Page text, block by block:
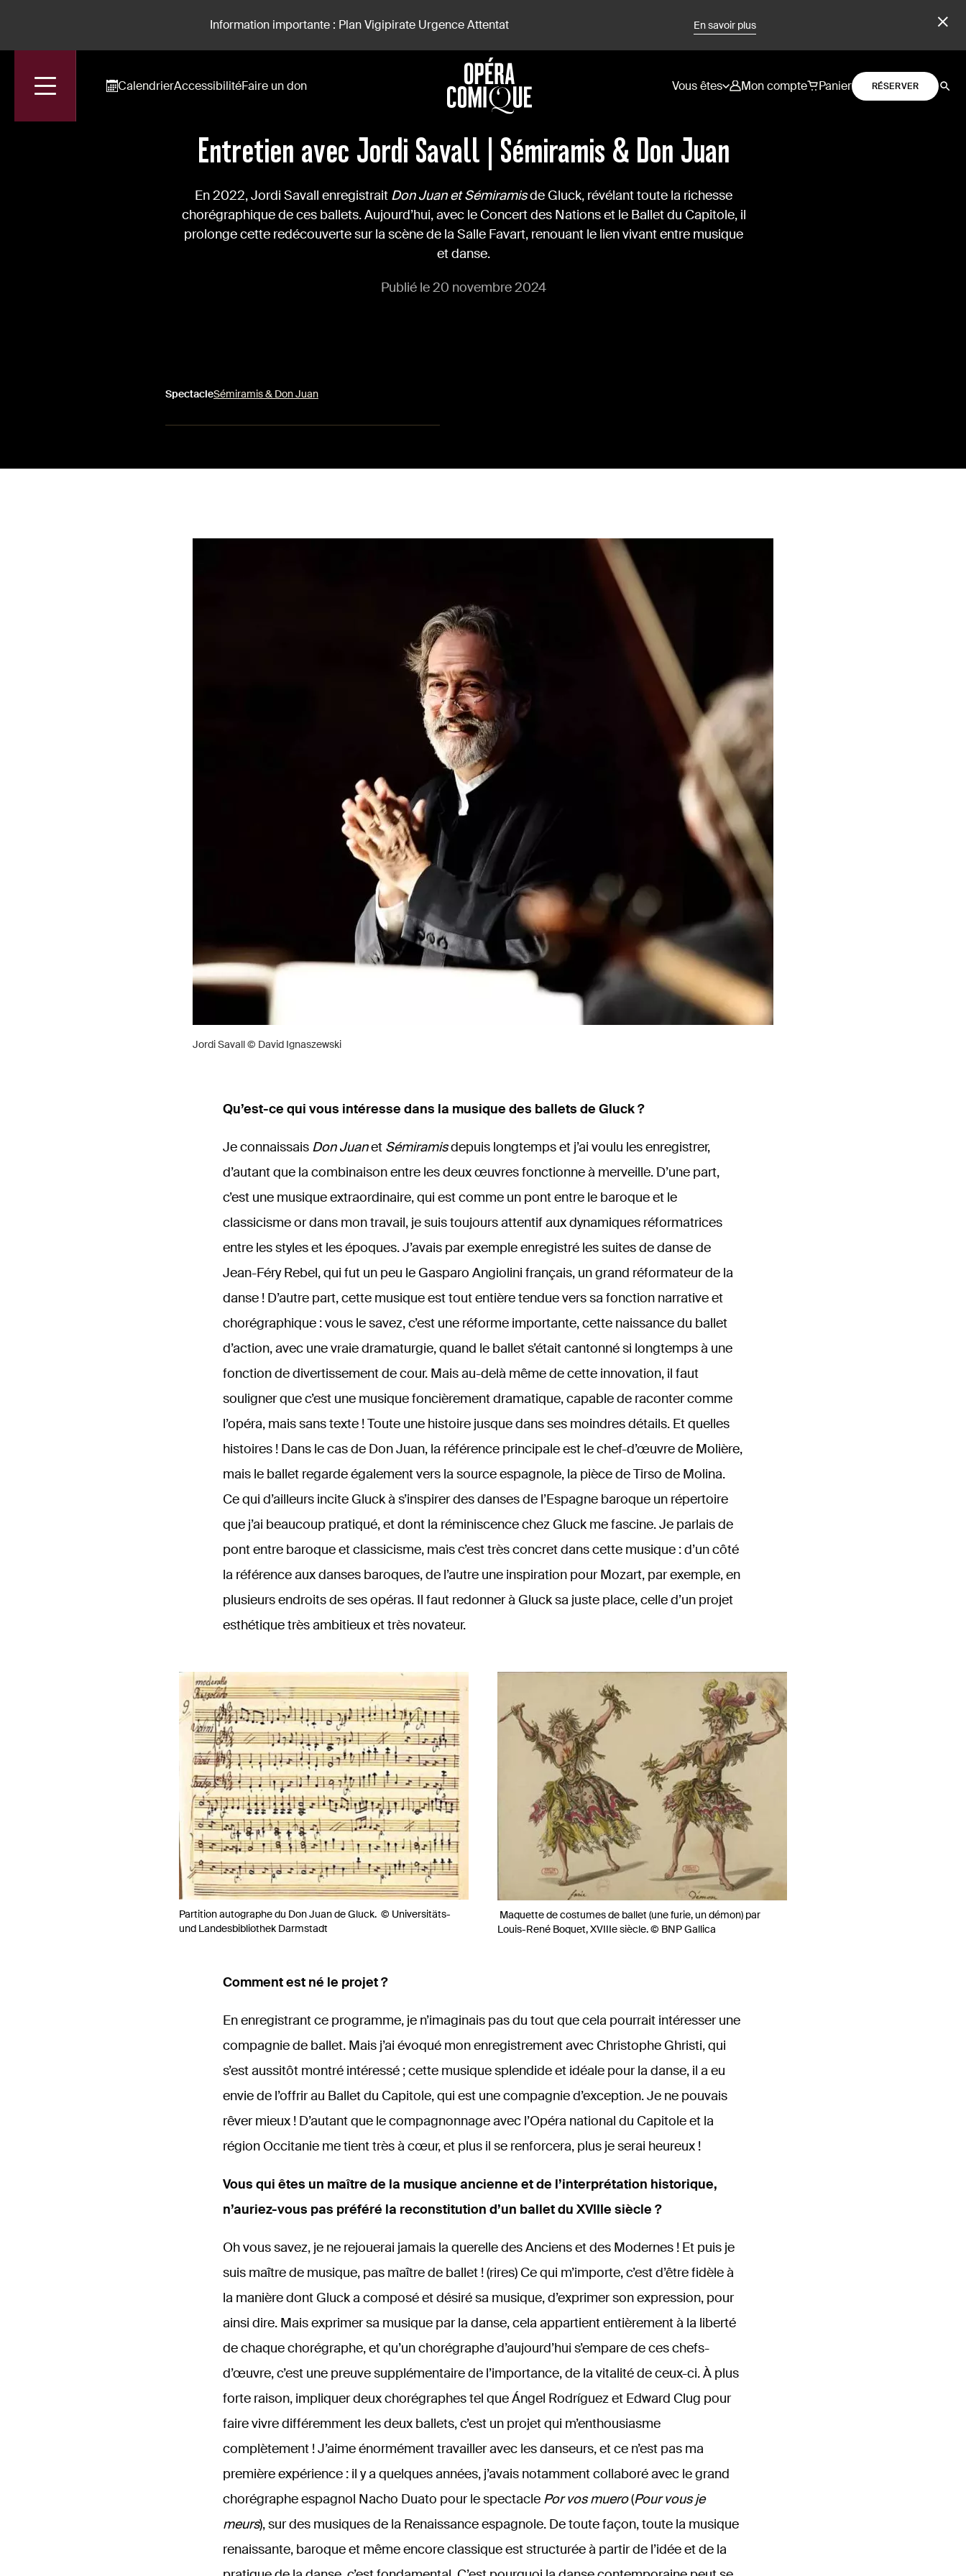
Information importante : Plan Vigipirate Urgence Attentat En savoir plus
CalendrierAccessibilitéFaire un don Vous êtes Mon compte Panier
RÉSERVER
Entretien avec Jordi Savall | Sémiramis & Don Juan
En 2022, Jordi Savall enregistrait Don Juan et Sémiramisde Gluck, révélant toute la richesse
chorégraphique de ces ballets. Aujourd’hui, avec le Concert des Nations et le Ballet du Capitole, il
prolonge cette redécouverte sur la scène de la Salle Favart, renouant le lien vivant entre musique
et danse.
Publié le 20 novembre 2024
SpectacleSémiramis & Don Juan
Jordi Savall © David Ignaszewski
Qu’est-ce qui vous intéresse dans la musique des ballets de Gluck ?
Je connaissais Don Juanet Sémiramisdepuis longtemps et j’ai voulu les enregistrer,
d’autant que la combinaison entre les deux œuvres fonctionne à merveille. D’une part,
c’est une musique extraordinaire, qui est comme un pont entre le baroque et le
classicisme or dans mon travail, je suis toujours attentif aux dynamiques réformatrices
entre les styles et les époques. J’avais par exemple enregistré les suites de danse de
Jean-Féry Rebel, qui fut un peu le Gasparo Angiolini français, un grand réformateur de la
danse ! D’autre part, cette musique est tout entière tendue vers sa fonction narrative et
chorégraphique : vous le savez, c’est une réforme importante, cette naissance du ballet
d’action, avec une vraie dramaturgie, quand le ballet s’était cantonné si longtemps à une
fonction de divertissement de cour. Mais au-delà même de cette innovation, il faut
souligner que c’est une musique foncièrement dramatique, capable de raconter comme
l’opéra, mais sans texte ! Toute une histoire jusque dans ses moindres détails. Et quelles
histoires ! Dans le cas de Don Juan, la référence principale est le chef-d’œuvre de Molière,
mais le ballet regarde également vers la source espagnole, la pièce de Tirso de Molina.
Ce qui d’ailleurs incite Gluck à s’inspirer des danses de l’Espagne baroque un répertoire
que j’ai beaucoup pratiqué, et dont la réminiscence chez Gluck me fascine. Je parlais de
pont entre baroque et classicisme, mais c’est très concret dans cette musique : d’un côté
la référence aux danses baroques, de l’autre une inspiration pour Mozart, par exemple, en
plusieurs endroits de ses opéras. Il faut redonner à Gluck sa juste place, celle d’un projet
esthétique très ambitieux et très novateur.
Partition autographe du Don Juan de Gluck. © Universitäts-
und Landesbibliothek Darmstadt
Maquette de costumes de ballet (une furie, un démon) par
Louis-René Boquet, XVIIIe siècle. © BNP Gallica
Comment est né le projet ?
En enregistrant ce programme, je n’imaginais pas du tout que cela pourrait intéresser une
compagnie de ballet. Mais j’ai évoqué mon enregistrement avec Christophe Ghristi, qui
s’est aussitôt montré intéressé ; cette musique splendide et idéale pour la danse, il a eu
envie de l’offrir au Ballet du Capitole, qui est une compagnie d’exception. Je ne pouvais
rêver mieux ! D’autant que le compagnonnage avec l’Opéra national du Capitole et la
région Occitanie me tient très à cœur, et plus il se renforcera, plus je serai heureux !
Vous qui êtes un maître de la musique ancienne et de l’interprétation historique,
n’auriez-vous pas préféré la reconstitution d’un ballet du XVIIIe siècle ?
Oh vous savez, je ne rejouerai jamais la querelle des Anciens et des Modernes ! Et puis je
suis maître de musique, pas maître de ballet ! (rires) Ce qui m’importe, c’est d’être fidèle à
la manière dont Gluck a composé et désiré sa musique, d’exprimer son expression, pour
ainsi dire. Mais exprimer sa musique par la danse, cela appartient entièrement à la liberté
de chaque chorégraphe, et qu’un chorégraphe d’aujourd’hui s’empare de ces chefs-
d’œuvre, c’est une preuve supplémentaire de l’importance, de la vitalité de ceux-ci. À plus
forte raison, impliquer deux chorégraphes tel que Ángel Rodríguez et Edward Clug pour
faire vivre différemment les deux ballets, c’est un projet qui m’enthousiasme
complètement ! J’aime énormément travailler avec les danseurs, et ce n’est pas ma
première expérience : il y a quelques années, j’avais notamment collaboré avec le grand
chorégraphe espagnol Nacho Duato pour le spectacle Por vos muero(Pour vous je
meurs), sur des musiques de la Renaissance espagnole. De toute façon, toute la musique
renaissante, baroque et même encore classique est structurée à partir de l’idée et de la